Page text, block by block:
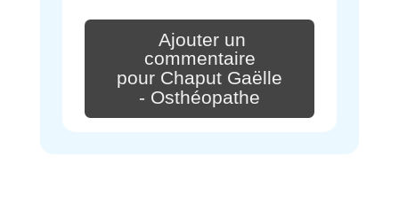
Ajouter un
commentaire
pour Chaput Gaëlle
- Osthéopathe